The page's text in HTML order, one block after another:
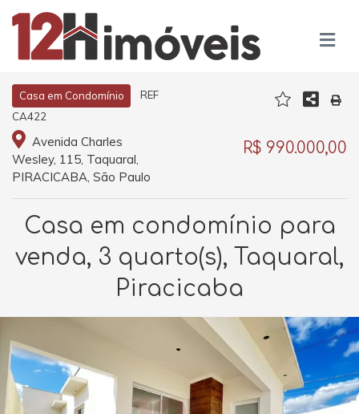
Casa em Condomínio
REF
CA422
Avenida Charles
Wesley, 115, Taquaral,
PIRACICABA, São Paulo
R$ 990.000,00
Casa em condomínio para
venda, 3 quarto(s), Taquaral,
Piracicaba